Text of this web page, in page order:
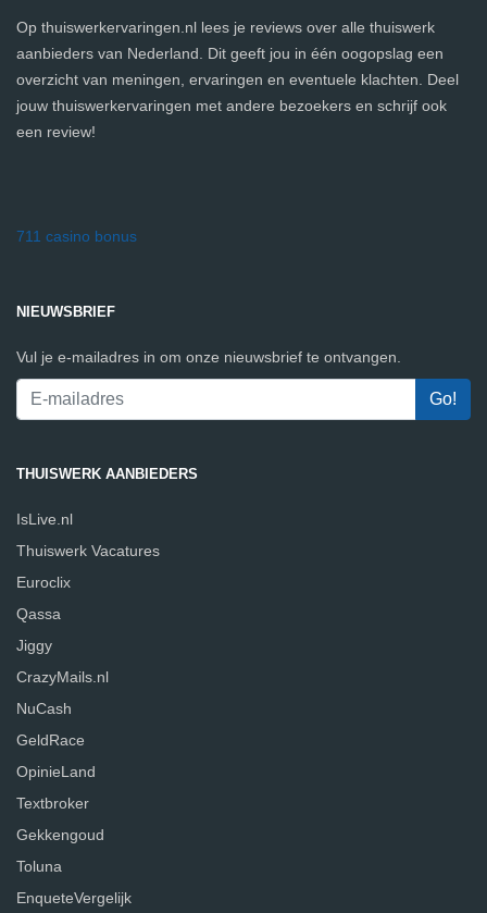
Op thuiswerkervaringen.nl lees je reviews over alle thuiswerk
aanbieders van Nederland. Dit geeft jou in één oogopslag een
overzicht van meningen, ervaringen en eventuele klachten. Deel
jouw thuiswerkervaringen met andere bezoekers en schrijf ook
een review!
711 casino bonus
NIEUWSBRIEF
Vul je e-mailadres in om onze nieuwsbrief te ontvangen.
THUISWERK AANBIEDERS
IsLive.nl
Thuiswerk Vacatures
Euroclix
Qassa
Jiggy
CrazyMails.nl
NuCash
GeldRace
OpinieLand
Textbroker
Gekkengoud
Toluna
EnqueteVergelijk